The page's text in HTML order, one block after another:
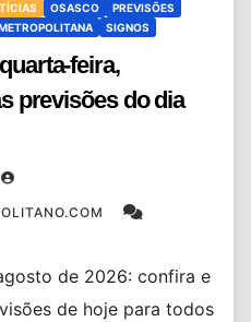
OSASCO
PREVISÕES
SIGNOS
feira,
previsões do dia
de 2026: confira e
de hoje para todos